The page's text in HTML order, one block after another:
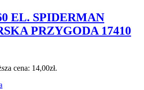
EL. SPIDERMAN
PRZYGODA 17410
cena: 14,00zł.